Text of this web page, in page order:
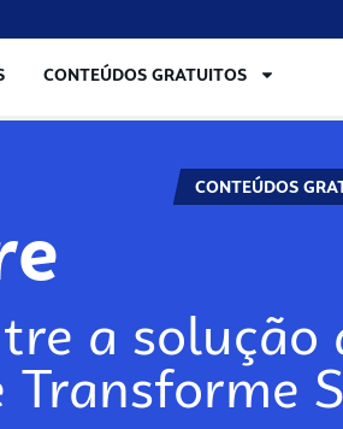
CONTEÚDOS GRATUITOS
CONTEÚDOS
a solução
Transforme